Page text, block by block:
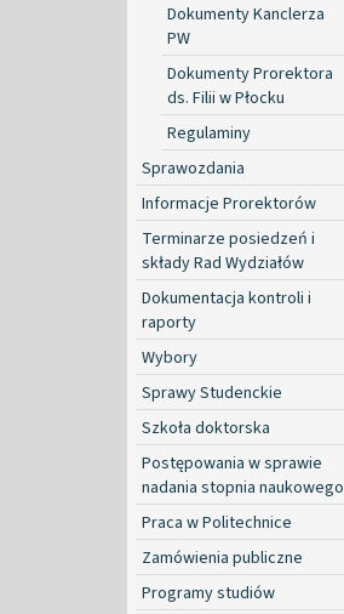
Dokumenty Kanclerza
PW
Dokumenty Prorektora
ds. Filii w Płocku
Regulaminy
Sprawozdania
Informacje Prorektorów
Terminarze posiedzeń i
składy Rad Wydziałów
Dokumentacja kontroli i
raporty
Wybory
Sprawy Studenckie
Szkoła doktorska
Postępowania w sprawie
nadania stopnia naukowego
Praca w Politechnice
Zamówienia publiczne
Programy studiów